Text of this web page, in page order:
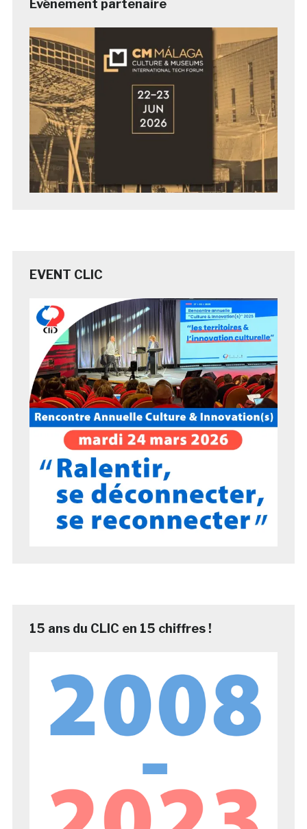
Evénement partenaire
EVENT CLIC
15 ans du CLIC en 15 chiffres !